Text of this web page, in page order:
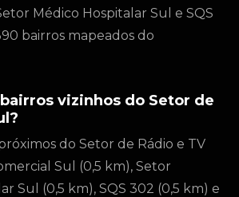
Médico Hospitalar Sul e SQS
bairros mapeados do
vizinhos do Setor de
do Setor de Rádio e TV
Sul (0,5 km), Setor
Sul (0,5 km), SQS 302 (0,5 km) e